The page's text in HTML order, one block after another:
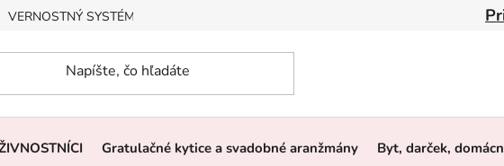
VERNOSTNÝ SYSTÉM, ZĽAVY Obchodné podmienky
Gratulačné kytice a svadobné aranžmány Byt, darček,